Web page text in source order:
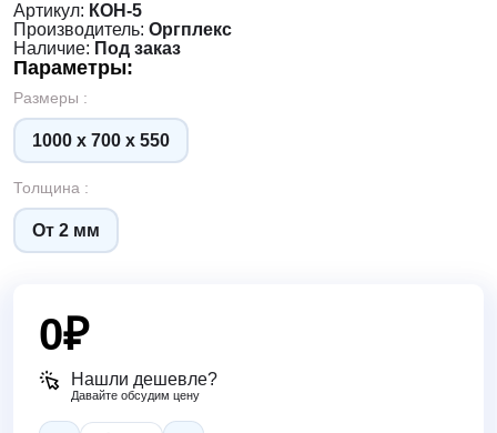
Артикул: КОН-5
Производитель: Оргплекс
Наличие: Под заказ
Параметры:
Размеры :
1000 х 700 х 550
Толщина :
От 2 мм
0₽
Нашли дешевле?
Давайте обсудим цену